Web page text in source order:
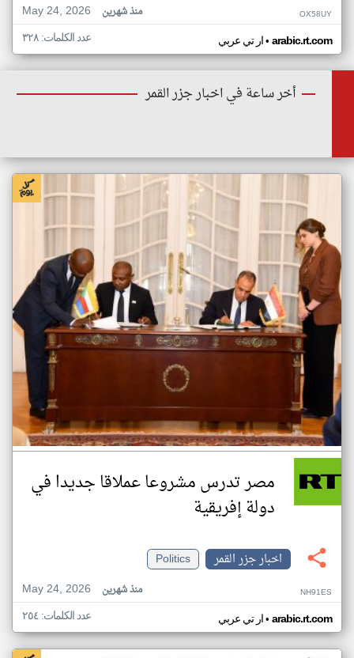
May 24, 2026
منذ شهرين OX58UY
ار تي عربي• arabic.rt.com عدد الكلمات: ٣٢٨
أخر ساعة في اخبار جزر القمر
مصر تدرس مشروعا عملاقا جديدا في
دولة إفريقية
اخبار جزر القمر
Politics
May 24, 2026
منذ شهرين NH91ES
ار تي عربي• arabic.rt.com عدد الكلمات: ٢٥٤